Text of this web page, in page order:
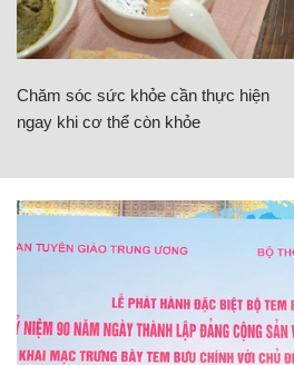
Chăm sóc sức khỏe cần thực hiện
ngay khi cơ thể còn khỏe